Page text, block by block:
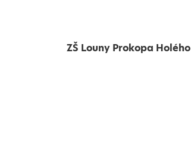
ZŠ Louny Prokopa Holého